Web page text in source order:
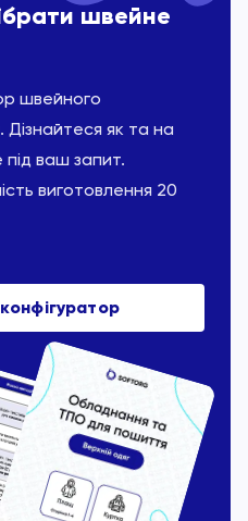
швейне
швейного
як та на
ваш запит.
виготовлення 20